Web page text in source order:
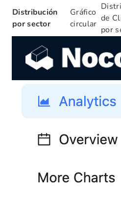
Distribución
por sector
Gráfico
circular
de
por